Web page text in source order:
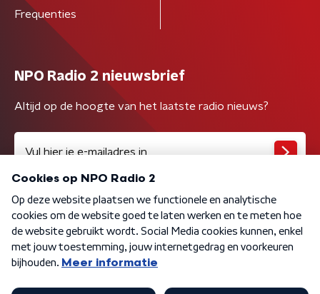
Frequenties
NPO Radio 2 nieuwsbrief
Altijd op de hoogte van het laatste radio nieuws?
Algemene voorwaarden